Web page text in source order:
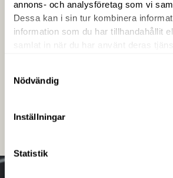
annons- och analysföretag som vi
Dessa kan i sin tur kombinera
information som du har tillhandahållit
samlat in när du har använt deras
Nödvändig
Inställningar
Statistik
Som kund hos oss får du en
trygg snabb service. Vi är enkla
det handlar om ett nybygge